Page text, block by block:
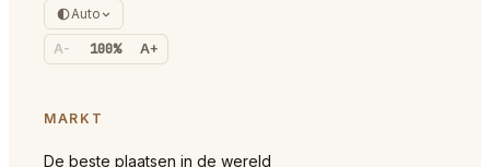
Auto
A- 100% A+
MARKT
De beste plaatsen in de wereld